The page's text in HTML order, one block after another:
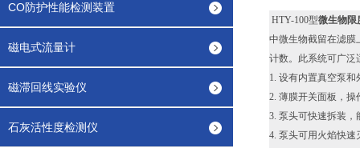
CO防护性能检测装置
磁电式流量计
磁滞回线实验仪
石灰活性度检测仪
HTY-100型微生物限
中微生物截留在滤膜
计数。此系统可广泛
1. 设有内置真空泵
2. 薄膜开关面板，
3. 泵头可快速拆装
4. 泵头可用火焰快